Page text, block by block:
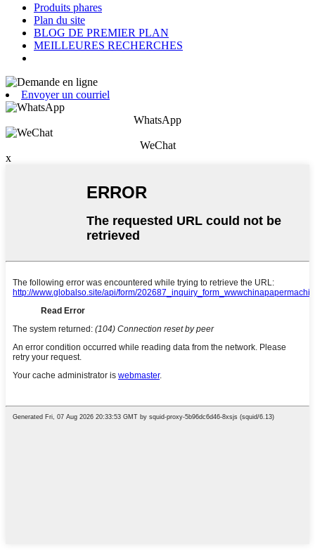
Produits phares
Plan du site
BLOG DE PREMIER PLAN
MEILLEURES RECHERCHES
Envoyer un courriel
WhatsApp
WeChat
x